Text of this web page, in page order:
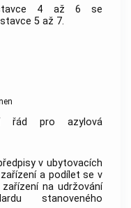
4 až 6 se
5 až 7.
řád pro azylová
v ubytovacích
a podílet se v
na udržování
stanoveného